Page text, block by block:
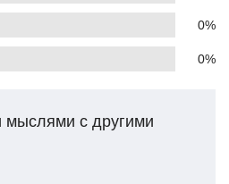
0%
0%
мыслями с другими